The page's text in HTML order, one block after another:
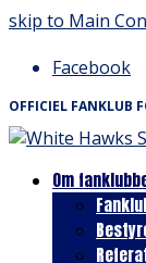
skip to Main
Facebook
OFFICIEL FANKLUB
Om